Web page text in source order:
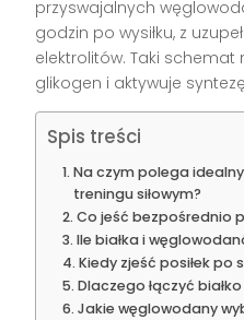
przyswajalnych
godzin po wysiłku, z
elektrolitów. Taki
glikogen i aktywuje
Spis treści
Na czym polega
treningu siłowym?
Co jeść bezpośrednio
Ile białka i
Kiedy zjeść posiłek po
Dlaczego łączyć
Jakie węglowodany